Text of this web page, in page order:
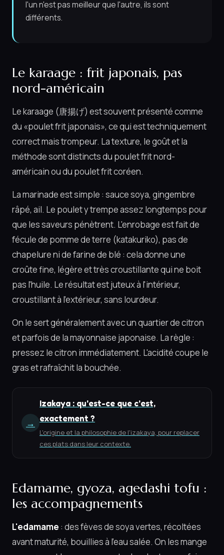
l'un n'est pas meilleur que l'autre, ils sont
différents.
Le karaage : frit japonais, pas
nord-américain
Le karaage (唐揚げ) est souvent présenté comme
du «poulet frit japonais», ce qui est techniquement
correct mais trompeur. La texture, le goût et la
méthode sont distincts du poulet frit nord-
américain ou du poulet frit coréen.
La marinade est simple : sauce soya, gingembre
râpé, ail. Le poulet y trempe assez longtemps pour
que les saveurs pénètrent. L'enrobage est fait de
fécule de pomme de terre (katakuriko), pas de
chapelure ni de farine de blé : cela donne une
croûte fine, légère et très croustillante qui ne boit
pas l'huile. Le résultat est juteux à l'intérieur,
croustillant à l'extérieur, sans lourdeur.
On le sert généralement avec un quartier de citron
et parfois de la mayonnaise japonaise. La règle :
pressez le citron immédiatement. L'acidité coupe le
gras et rafraîchit la bouchée.
→
Izakaya : qu'est-ce que c'est,
exactement ?
L'origine et la philosophie de l'izakaya, pour replacer
ces plats dans leur contexte.
Edamame, gyoza, agedashi tofu :
les accompagnements
L'edamame : des fèves de soya vertes, récoltées
avant maturité, bouillies à l'eau salée. On les mange